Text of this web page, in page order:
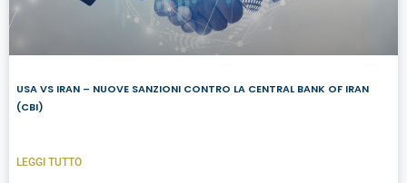
USA VS IRAN – NUOVE SANZIONI CONTRO LA CENTRAL BANK OF IRAN
(CBI)
LEGGI TUTTO